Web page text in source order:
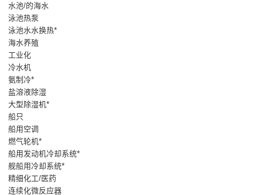
水池/的海水
泳池热泵
泳池水水换热*
海水养殖
工业化
冷水机
氨制冷*
盐溶液除湿
大型除湿机*
船只
船用空调
燃气轮机*
船用发动机冷却系统*
舰船用冷却系统*
精细化工/医药
连续化微反应器